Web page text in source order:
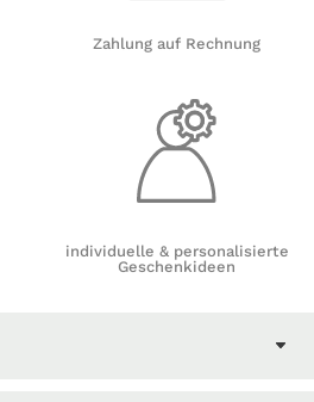
Zahlung auf Rechnung
individuelle & personalisierte
Geschenkideen